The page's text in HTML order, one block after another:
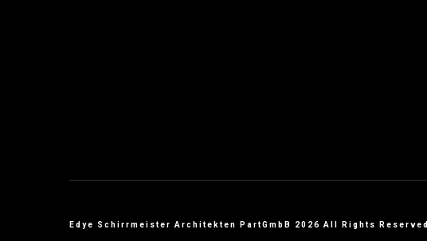
Edye Schirrmeister Architekten PartGmbB 2026 All Rights Reserved